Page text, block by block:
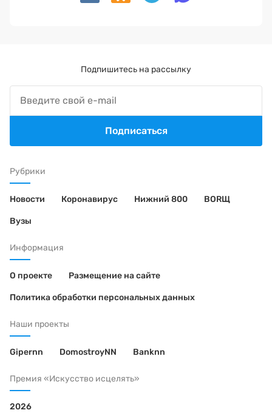
Рубрики
Новости Коронавирус Нижний 800 BORЩ
Вузы
Информация
О проекте Размещение на сайте
Политика обработки персональных данных
Наши проекты
Gipernn DomostroyNN Banknn
Премия «Искусство исцелять»
2026
Подпишитесь на рассылку
Подписаться